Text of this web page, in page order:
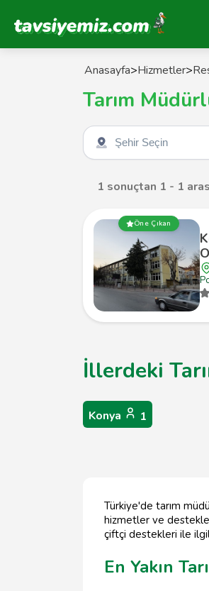
Tavsiyemiz Anasayfa
Anasayfa>Hizmetler>
Tarım
Şehir seçin
1 sonuçtan 1 - 1
Öne Çıkan
İllerdeki
Konya 1
Türkiye'de tarım
hizmetler ve
çiftçi destekleri ile
En Yakın